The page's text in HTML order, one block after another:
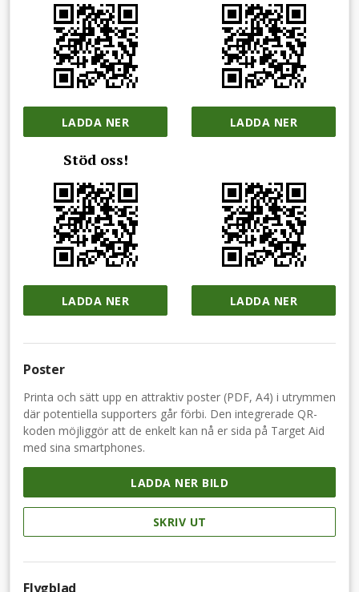
LADDA NER LADDA NER
Stöd oss!
LADDA NER LADDA NER
Poster
Printa och sätt upp en attraktiv poster (PDF, A4) i utrymmen
där potentiella supporters går förbi. Den integrerade QR-
koden möjliggör att de enkelt kan nå er sida på Target Aid
med sina smartphones.
LADDA NER BILD
SKRIV UT
Flygblad